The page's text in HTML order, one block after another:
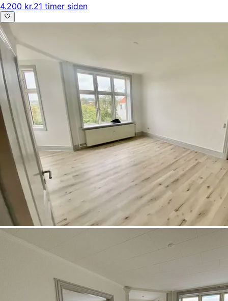
4.200 kr.21 timer siden